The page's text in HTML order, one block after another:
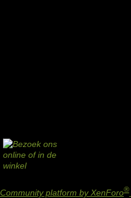
Community platform by XenForo®